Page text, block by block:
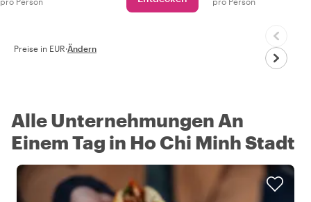
Preise in EUR·Ändern
Alle Unternehmungen An
Einem Tag in Ho Chi Minh Stadt